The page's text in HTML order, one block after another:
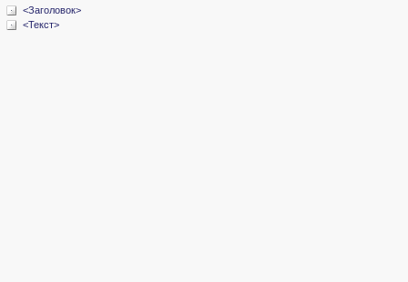
<Заголовок>
<Текст>